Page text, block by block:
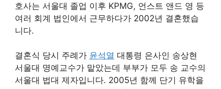
호사는 서울대 졸업 이후 KPMG, 언스트 앤드 영 등
여러 회계 법인에서 근무하다가 2002년 결혼했습
니다.
결혼식 당시 주례가 윤석열 대통령 은사인 송상현
서울대 명예교수가 맡았는데 부부가 모두 송 교수의
서울대 법대 제자입니다. 2005년 함께 단기 유학을